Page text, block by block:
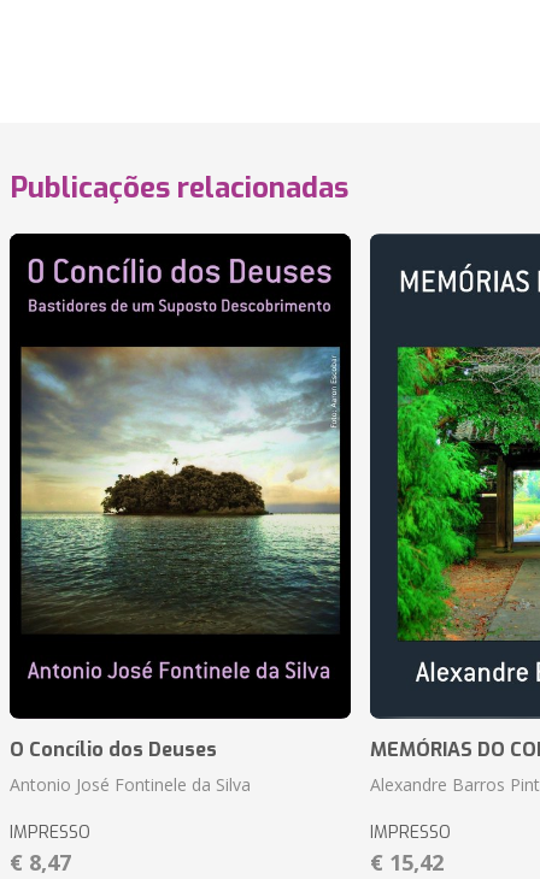
Publicações relacionadas
O Concílio dos Deuses
Antonio José Fontinele da Silva
IMPRESSO
€ 8,47
MEMÓRIAS DO
Alexandre Barros
IMPRESSO
€ 15,42